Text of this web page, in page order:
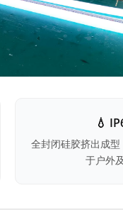
💧
全封闭硅胶挤出成
于户外